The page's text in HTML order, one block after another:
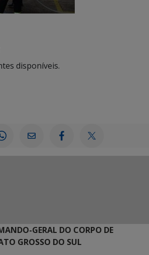
disponíveis.
GERAL DO CORPO DE
GROSSO DO SUL